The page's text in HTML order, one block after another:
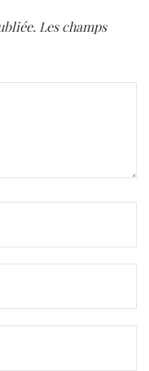
Les champs